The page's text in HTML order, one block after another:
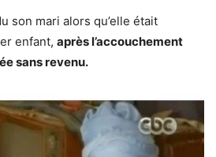
son mari alors qu’elle était
enfant, après l’accouchement
sans revenu.